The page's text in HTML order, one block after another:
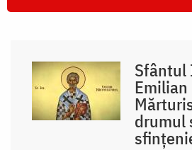
Sfântul
Emilian
drumul